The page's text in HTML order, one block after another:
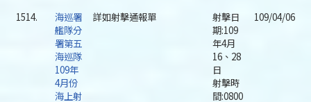
1514.
海巡署
艦隊分
署第五
海巡隊
109年
4月份
海上射
詳如射擊通報單
射擊日
期:109
年4月
16、28
日
射擊時
間:0800
109/04/06